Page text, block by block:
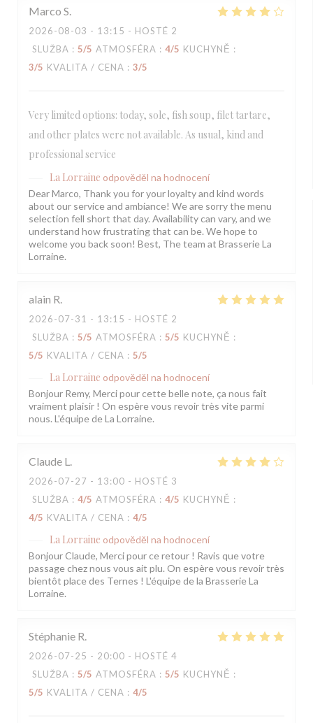
Marco S
2026-08-03 - 13:15 - HOSTÉ 2
SLUŽBA : 5/5 ATMOSFÉRA : 4/5 KUCHYNĚ :
3/5 KVALITA / CENA : 3/5
Very limited options: today, sole, fish soup, filet tartare,
and other plates were not available. As usual, kind and
professional service
La Lorraine odpověděl na hodnocení
Dear Marco, Thank you for your loyalty and kind words
about our service and ambiance! We are sorry the menu
selection fell short that day. Availability can vary, and we
understand how frustrating that can be. We hope to
welcome you back soon! Best, The team at Brasserie La
Lorraine.
alain R
2026-07-31 - 13:15 - HOSTÉ 2
SLUŽBA : 5/5 ATMOSFÉRA : 5/5 KUCHYNĚ :
5/5 KVALITA / CENA : 5/5
La Lorraine odpověděl na hodnocení
Bonjour Remy, Merci pour cette belle note, ça nous fait
vraiment plaisir ! On espère vous revoir très vite parmi
nous. L'équipe de La Lorraine.
Claude L
2026-07-27 - 13:00 - HOSTÉ 3
SLUŽBA : 4/5 ATMOSFÉRA : 4/5 KUCHYNĚ :
4/5 KVALITA / CENA : 4/5
La Lorraine odpověděl na hodnocení
Bonjour Claude, Merci pour ce retour ! Ravis que votre
passage chez nous vous ait plu. On espère vous revoir très
bientôt place des Ternes ! L'équipe de la Brasserie La
Lorraine.
Stéphanie R
2026-07-25 - 20:00 - HOSTÉ 4
SLUŽBA : 5/5 ATMOSFÉRA : 5/5 KUCHYNĚ :
5/5 KVALITA / CENA : 4/5